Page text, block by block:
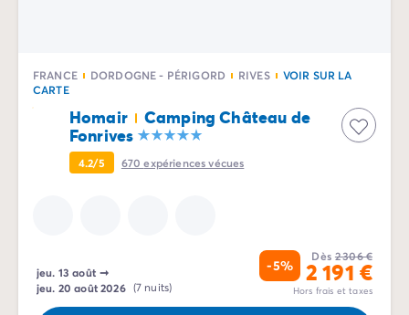
FRANCE DORDOGNE - PÉRIGORD RIVES
VOIR SUR LA
CARTE
Homair
Camping Château de
Fonrives
4.2/5 670expériences vécues
jeu. 13 août ➞
jeu. 20 août 2026 (7 nuits)
-5%
Dès 2 306 €
2 191 €
Hors frais et taxes